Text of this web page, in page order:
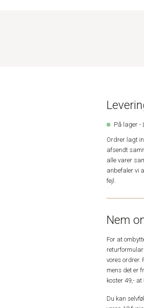
På lager -
Ordrer lagt
afsendt
alle varer
anbefaler vi
fejl.
Nem
For at
vores ordrer.
mens det er
koster 49,- at
Du kan